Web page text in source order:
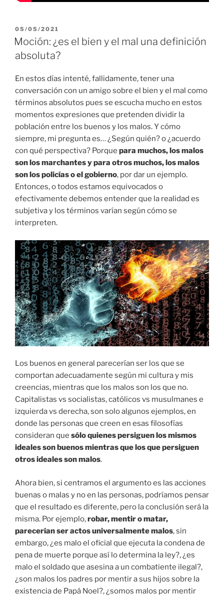
PUBLICADO
EL
05/05/2021
Moción: ¿es el bien y el mal una definición
absoluta?
En estos días intenté, fallidamente, tener una
conversación con un amigo sobre el bien y el mal como
términos absolutos pues se escucha mucho en estos
momentos expresiones que pretenden dividir la
población entre los buenos y los malos. Y cómo
siempre, mi pregunta es… ¿Según quién? o ¿acuerdo
con qué perspectiva? Porque para muchos, los malos
son los marchantes y para otros muchos, los malos
son los policías o el gobierno, por dar un ejemplo.
Entonces, o todos estamos equivocados o
efectivamente debemos entender que la realidad es
subjetiva y los términos varían según cómo se
interpreten.
Los buenos en general parecerían ser los que se
comportan adecuadamente según mi cultura y mis
creencias, mientras que los malos son los que no.
Capitalistas vs socialistas, católicos vs musulmanes e
izquierda vs derecha, son solo algunos ejemplos, en
donde las personas que creen en esas filosofías
consideran que sólo quienes persiguen los mismos
ideales son buenos mientras que los que persiguen
otros ideales son malos.
Ahora bien, si centramos el argumento es las acciones
buenas o malas y no en las personas, podríamos pensar
que el resultado es diferente, pero la conclusión será la
misma. Por ejemplo,robar, mentir o matar,
parecerían ser actos universalmente malos, sin
embargo, ¿es malo el oficial que ejecuta la condena de
pena de muerte porque así lo determina la ley?, ¿es
malo el soldado que asesina a un combatiente ilegal?,
¿son malos los padres por mentir a sus hijos sobre la
existencia de Papá Noel?, ¿somos malos por mentir